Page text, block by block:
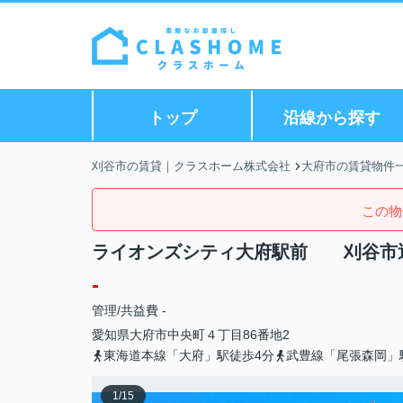
トップ 沿線から探す
刈谷市の賃貸｜クラスホーム株式会社 大府市の賃貸物件
この
ライオンズシティ大府駅前 刈谷市
-
管理/共益費 -
愛知県大府市中央町４丁目86番地2
東海道本線「大府」駅徒歩4分
武豊線「尾張森岡
1/15